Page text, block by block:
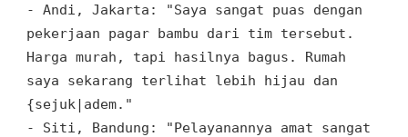
- Andi, Jakarta:
"Saya sangat puas dengan
pekerjaan pagar bambu dari tim tersebut.
Harga murah, tapi hasilnya bagus. Rumah
saya sekarang terlihat lebih hijau dan
{sejuk|adem."
- Siti, Bandung:
"Pelayanannya amat sangat